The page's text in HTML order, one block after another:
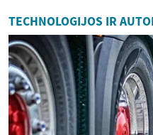
TECHNOLOGIJOS IR